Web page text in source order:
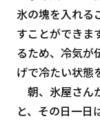
氷の塊を入れる
すことができま
るため、冷気が
げで冷たい状態
朝、氷屋さん
と、その日一日